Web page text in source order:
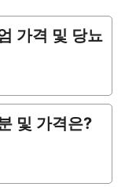
가격 및 당뇨
및 가격은?